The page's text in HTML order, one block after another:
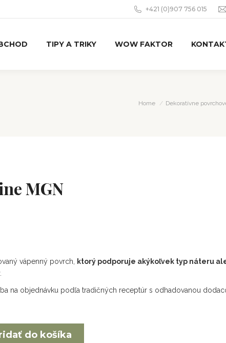
+421 (0)907 756 015
TIPY A TRIKY WOW FAKTOR
You are here:
Home Dekoratívne
MGN
vápenný povrch, ktorý podporuje akýkoľvek typ náteru
na objednávku podľa tradičných receptúr s odhadovanou
do košíka